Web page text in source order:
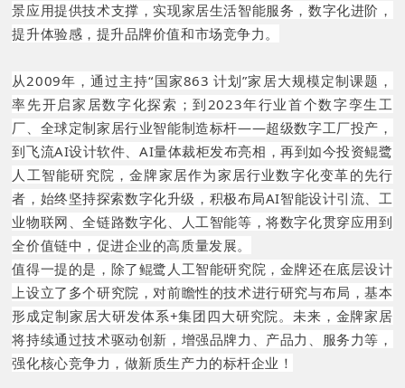
景应用提供技术支撑，实现家居生活智能服务，数字化进阶，
提升体验感，提升品牌价值和市场竞争力。
从2009年，通过主持“国家863 计划”家居大规模定制课题，
率先开启家居数字化探索；到2023年行业首个数字孪生工
厂、全球定制家居行业智能制造标杆——超级数字工厂投产，
到飞流AI设计软件、AI量体裁柜发布亮相，再到如今投资鲲鹭
人工智能研究院，金牌家居作为家居行业数字化变革的先行
者，始终坚持探索数字化升级，积极布局AI智能设计引流、工
业物联网、全链路数字化、人工智能等，将数字化贯穿应用到
全价值链中，促进企业的高质量发展。
值得一提的是，除了鲲鹭人工智能研究院，金牌还在底层设计
上设立了多个研究院，对前瞻性的技术进行研究与布局，基本
形成定制家居大研发体系+集团四大研究院。未来，金牌家居
将持续通过技术驱动创新，增强品牌力、产品力、服务力等，
强化核心竞争力，做新质生产力的标杆企业！